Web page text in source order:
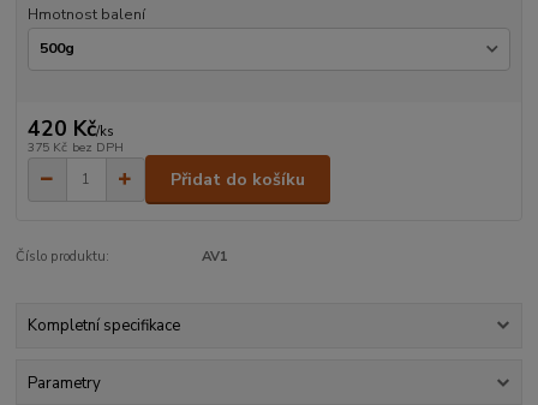
Hmotnost balení
420 Kč/ks
375 Kč bez DPH
Přidat do košíku
Číslo produktu: AV1
Kompletní specifikace
Parametry